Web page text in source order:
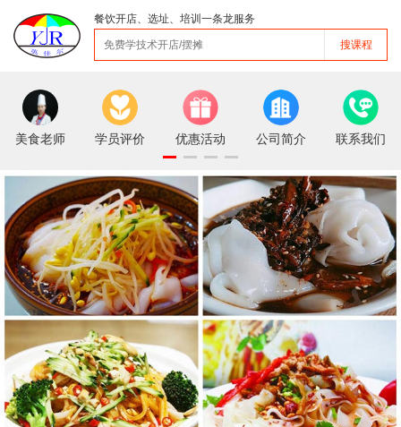
餐饮开店、选址、培训一条龙服务
搜课程
美食老师 学员评价 优惠活动 公司简介 联系我们